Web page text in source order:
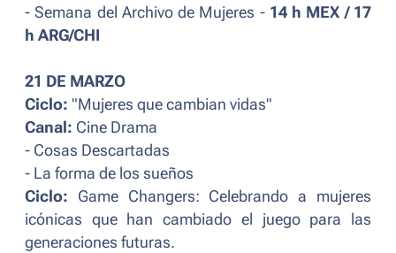
- Semana del Archivo de Mujeres - 14 h MEX / 17
h ARG/CHI
21 DE MARZO
Ciclo: "Mujeres que cambian vidas"
Canal: Cine Drama
- Cosas Descartadas
- La forma de los sueños
Ciclo: Game Changers: Celebrando a mujeres
icónicas que han cambiado el juego para las
generaciones futuras.